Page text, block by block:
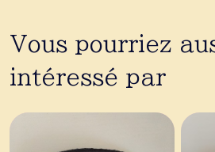
Vous pourriez
intéressé par